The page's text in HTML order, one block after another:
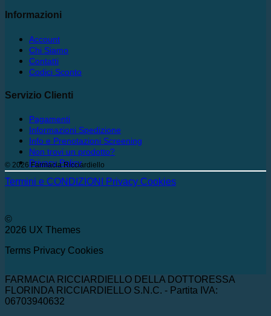
Informazioni
Account
Chi Siamo
Contatti
Codici Sconto
Servizio Clienti
Pagamenti
Informazioni Spedizione
Info e Prenotazioni Screening
Non trovi un prodotto?
Privacy Policy
© 2026 Farmacia Ricciardiello
Termini e CONDIZIONI Privacy Cookies
©
2026 UX Themes
Terms Privacy Cookies
FARMACIA RICCIARDIELLO DELLA DOTTORESSA
FLORINDA RICCIARDIELLO S.N.C. - Partita IVA:
06703940632